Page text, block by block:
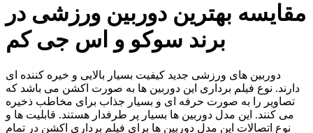
مقایسه بهترین دوربین ورزشی در
برند سوکو و اس جی کم
دوربین های ورزشی جدید کیفیت بسیار بالایی و خیره کننده ای
دارند. نوع فیلم برداری این دوربین ها به صورت اکشن می باشد که
تصاویر را به صورت حرفه ای و بسیار جذاب برای مخاطب ذخیره
می کنند. این مدل دوربین ها بسیار پر طرفدار هستند. قابلیت ها و
نوع اتصالات این مدل دوربین ها برای فیلم برداری اکشن در تمام